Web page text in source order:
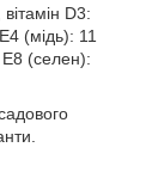
D3:
(мідь): 11
(селен):